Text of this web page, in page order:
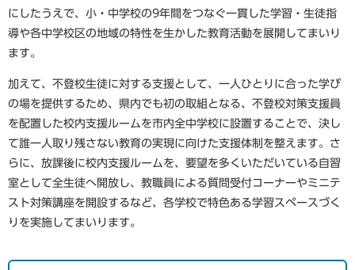
にしたうえで、小・中学校の9年間をつなぐ一貫した学習・生徒指
導や各中学校区の地域の特性を生かした教育活動を展開してまいり
ます。
加えて、不登校生徒に対する支援として、一人ひとりに合った学び
の場を提供するため、県内でも初の取組となる、不登校対策支援員
を配置した校内支援ルームを市内全中学校に設置することで、決し
て誰一人取り残さない教育の実現に向けた支援体制を整えます。さ
らに、放課後に校内支援ルームを、要望を多くいただいている自習
室として全生徒へ開放し、教職員による質問受付コーナーやミニテ
スト対策講座を開設するなど、各学校で特色ある学習スペースづく
りを実施してまいります。